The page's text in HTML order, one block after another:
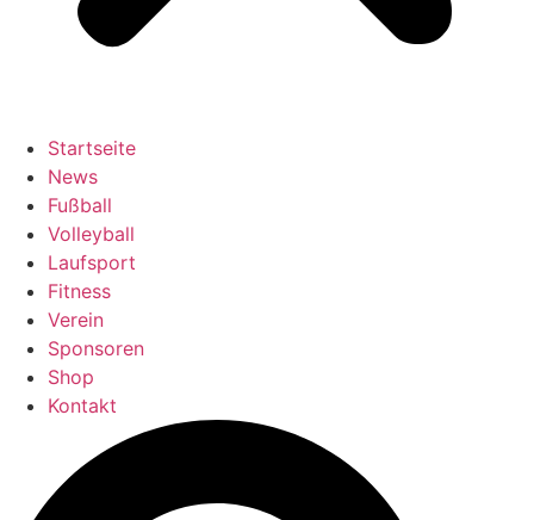
Startseite
News
Fußball
Volleyball
Laufsport
Fitness
Verein
Sponsoren
Shop
Kontakt